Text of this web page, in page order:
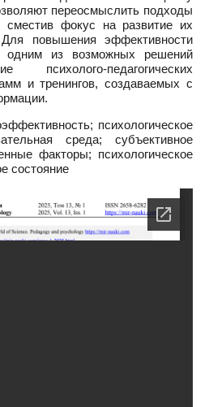
переосмыслить подходы
сместив фокус на развитие их
повышения эффективности
одним из возможных решений
психолого-педагогических
и тренингов, создаваемых с
психологическое
среда; субъективное
факторы; психологическое
состояние